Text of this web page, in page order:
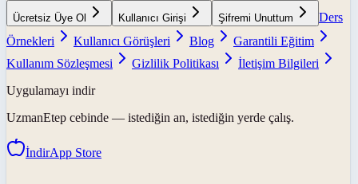
Ücretsiz Üye Ol Kullanıcı Girişi Şifremi Unuttum
Ders
Örnekleri
Kullanıcı Görüşleri Blog
Garantili Eğitim
Kullanım Sözleşmesi
Gizlilik Politikası
İletişim Bilgileri
Uygulamayı indir
UzmanEtep cebinde — istediğin an, istediğin yerde çalış.
İndirApp Store